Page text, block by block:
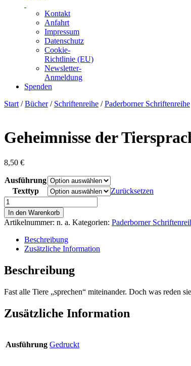
Kontakt
Anfahrt
Impressum
Datenschutz
Cookie-
Richtlinie (EU)
Newsletter-
Anmeldung
Spenden
Skip
Start /Bücher/ Schriftenreihe /Paderborner Schriftenreihe
Geheimnisse der
8,50 €
Ausführung
Texttyp
Zurücksetzen
Geheimnisse
der
Tiersprache
Menge
In den Warenkorb
Artikelnummer: n. a. Kategorien: Paderborner
Beschreibung
Zusätzliche Information
Beschreibung
Fast alle Tiere „sprechen“ miteinander. Doch was reden
Zusätzliche Information
Ausführung Gedruckt